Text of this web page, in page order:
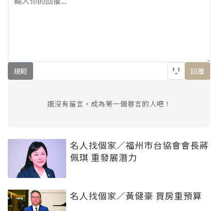
規範 回覆
還沒有留言，成為第一個發言的人吧！
名人找個家／福州市台協會會長蔣
佩琪 重發展潛力
名人找個家／黃健豪 買房重預算